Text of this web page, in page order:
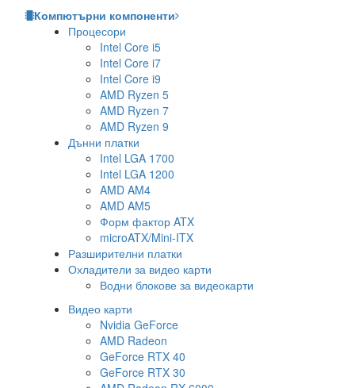
Компютърни компоненти
Процесори
Intel Core i5
Intel Core i7
Intel Core i9
AMD Ryzen 5
AMD Ryzen 7
AMD Ryzen 9
Дънни платки
Intel LGA 1700
Intel LGA 1200
AMD AM4
AMD AM5
Форм фактор ATX
microATX/Mini-ITX
Разширителни платки
Охладители за видео карти
Водни блокове за видеокарти
Видео карти
Nvidia GeForce
AMD Radeon
GeForce RTX 40
GeForce RTX 30